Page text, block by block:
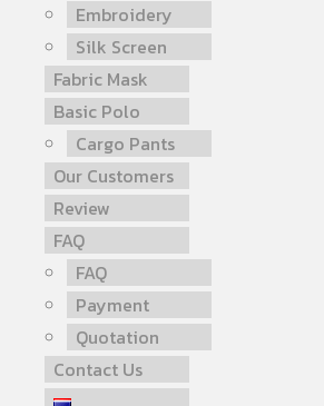
Embroidery
Silk Screen
Fabric Mask
Basic Polo
Cargo Pants
Our Customers
Review
FAQ
FAQ
Payment
Quotation
Contact Us